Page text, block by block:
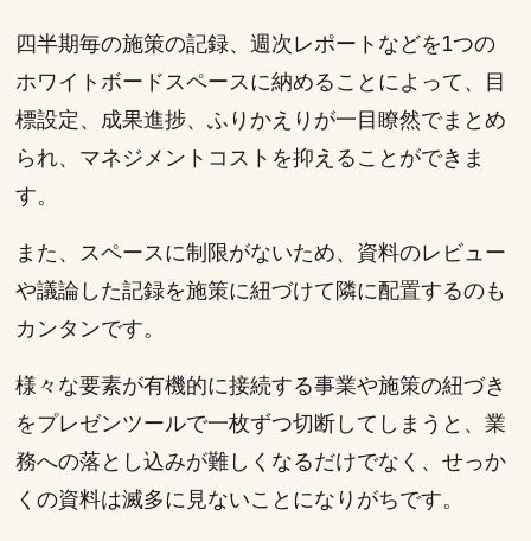
四半期毎の施策の記録、週次レポートなどを1つの
ホワイトボードスペースに納めることによって、目
標設定、成果進捗、ふりかえりが一目瞭然でまとめ
られ、マネジメントコストを抑えることができま
す。
また、スペースに制限がないため、資料のレビュー
や議論した記録を施策に紐づけて隣に配置するのも
カンタンです。
様々な要素が有機的に接続する事業や施策の紐づき
をプレゼンツールで一枚ずつ切断してしまうと、業
務への落とし込みが難しくなるだけでなく、せっか
くの資料は滅多に見ないことになりがちです。